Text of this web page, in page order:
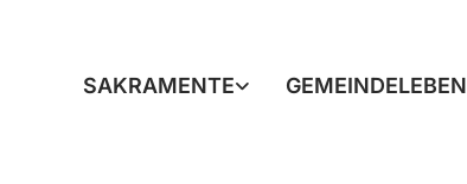
SAKRAMENTE GEMEINDELEBEN